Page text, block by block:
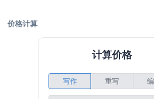
价格计算